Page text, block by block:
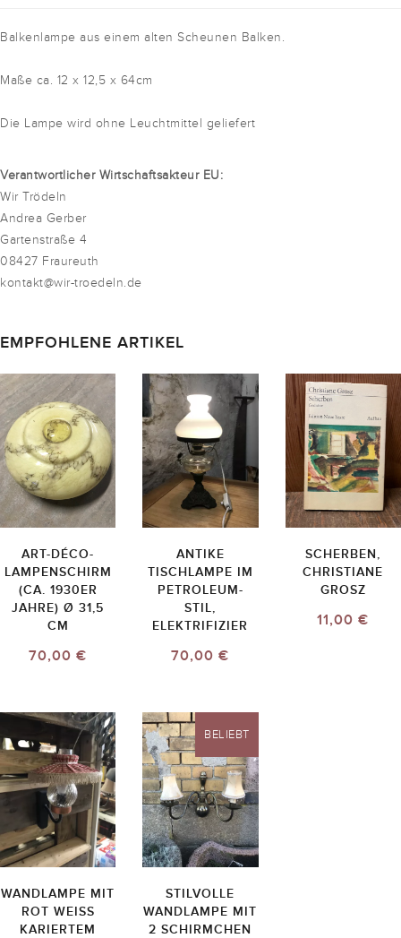
Balkenlampe aus einem alten Scheunen Balken.
Maße ca. 12 x 12,5 x 64cm
Die Lampe wird ohne Leuchtmittel geliefert
Verantwortlicher Wirtschaftsakteur EU:
Wir Trödeln
Andrea Gerber
Gartenstraße 4
08427 Fraureuth
kontakt@wir-troedeln.de
EMPFOHLENE ARTIKEL
ART-DÉCO-
LAMPENSCHIRM
(CA. 1930ER
JAHRE) Ø 31,5
CM
70,00 €
ANTIKE
TISCHLAMPE IM
PETROLEUM-
STIL,
ELEKTRIFIZIER
70,00 €
SCHERBEN,
CHRISTIANE
GROSZ
11,00 €
WANDLAMPE MIT
ROT WEISS K
ARIERTEM S
BELIEBT
STILVOLLE
WANDLAMPE MIT
2 SCHIRMCHEN